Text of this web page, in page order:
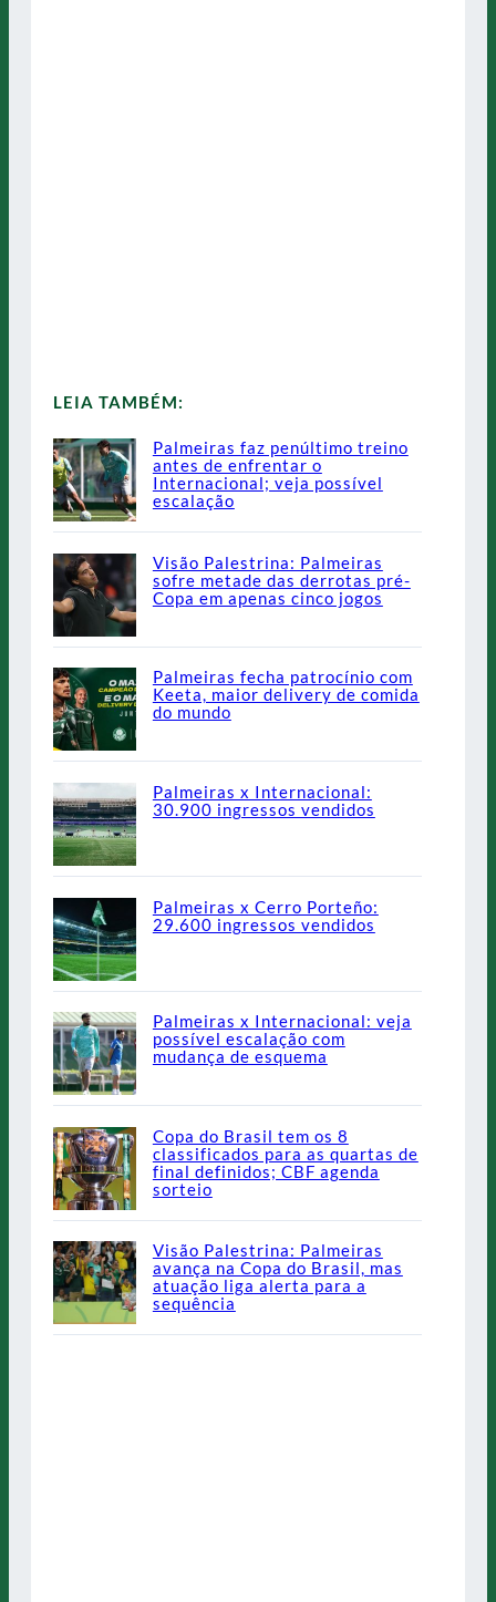
LEIA TAMBÉM:
Palmeiras faz penúltimo treino
antes de enfrentar o
Internacional; veja possível
escalação
Visão Palestrina: Palmeiras
sofre metade das derrotas pré-
Copa em apenas cinco jogos
Palmeiras fecha patrocínio com
Keeta, maior delivery de comida
do mundo
Palmeiras x Internacional:
30.900 ingressos vendidos
Palmeiras x Cerro Porteño:
29.600 ingressos vendidos
Palmeiras x Internacional: veja
possível escalação com
mudança de esquema
Copa do Brasil tem os 8
classificados para as quartas de
final definidos; CBF agenda
sorteio
Visão Palestrina: Palmeiras
avança na Copa do Brasil, mas
atuação liga alerta para a
sequência